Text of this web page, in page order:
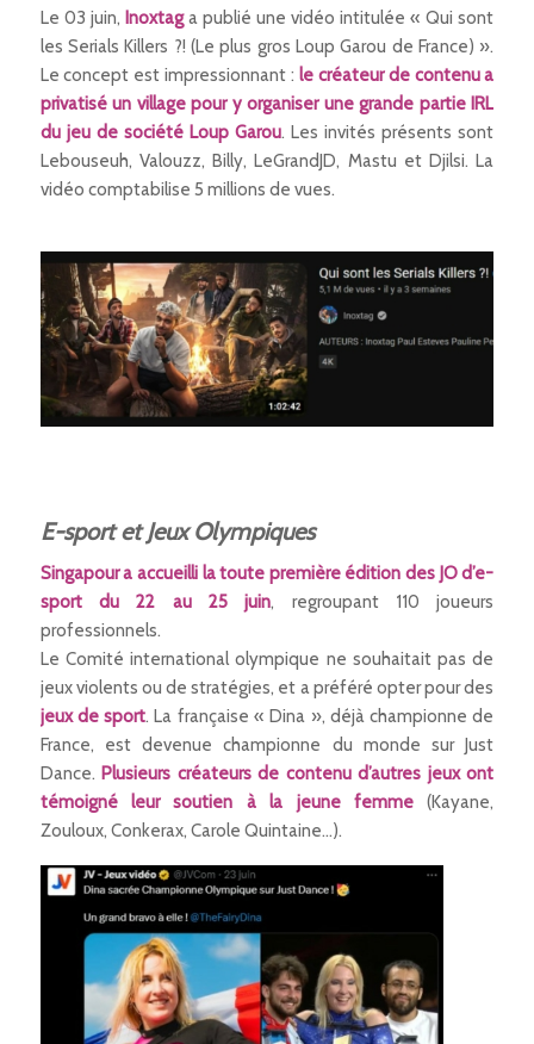
Le 03 juin, Inoxtaga publié une vidéo intitulée « Qui sont
les Serials Killers ?! (Le plus gros Loup Garou de France) ».
Le concept est impressionnant : le créateur de contenu a
privatisé un village pour y organiser une grande partie IRL
du jeu de société Loup Garou. Les invités présents sont
Lebouseuh, Valouzz, Billy, LeGrandJD, Mastu et Djilsi. La
vidéo comptabilise 5 millions de vues.
E-sport et Jeux Olympiques
Singapour a accueilli la toute première édition des JO d’e-
sport du 22 au 25 juin, regroupant 110 joueurs
professionnels.
Le Comité international olympique ne souhaitait pas de
jeux violents ou de stratégies, et a préféré opter pour des
jeux de sport. La française « Dina », déjà championne de
France, est devenue championne du monde sur Just
Dance. Plusieurs créateurs de contenu d’autres jeux ont
témoigné leur soutien à la jeune femme (Kayane,
Zouloux, Conkerax, Carole Quintaine…).